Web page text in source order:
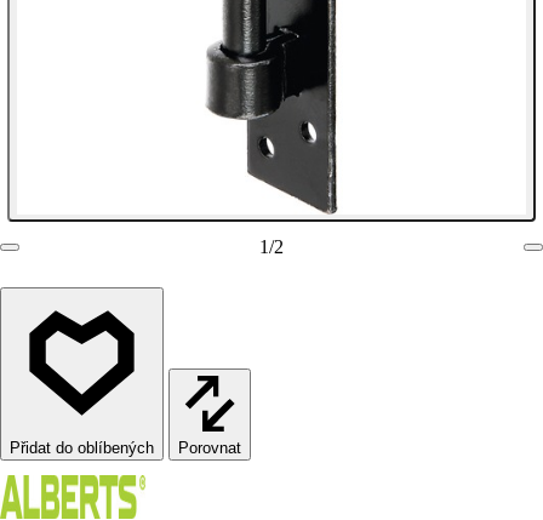
1/2
Porovnat